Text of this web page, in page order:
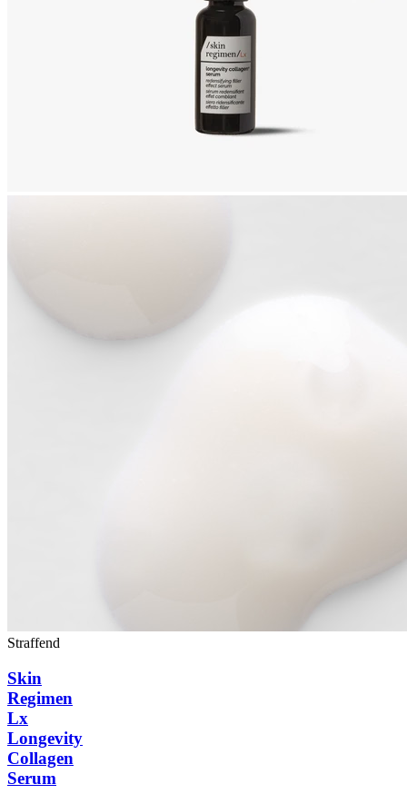
Straffend
Skin
Regimen
Lx
Longevity
Collagen
Serum